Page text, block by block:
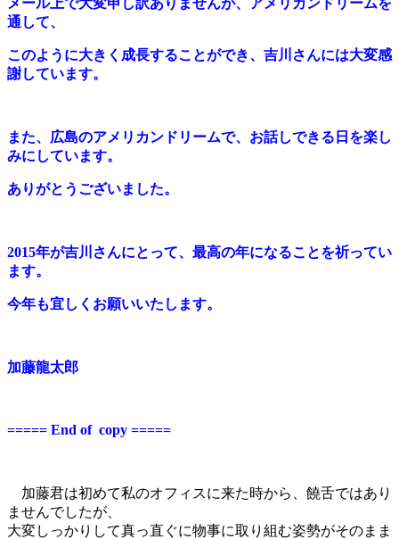
通して、
このように大きく成長することができ、 吉川さんには大変感
謝しています。
また、広島のアメリカンドリームで、お話しできる日を楽し
みにしています。
ありがとうございました。
2015年が吉川さんにとって、最高の年になることを祈ってい
ます。
今年も宜しくお願いいたします。
加藤龍太郎
===== End of copy =====
加藤君は初めて私のオフィスに来た時から、饒舌ではあり
ませんでしたが、
大変しっかりして真っ直ぐに物事に取り組む姿勢がそのまま